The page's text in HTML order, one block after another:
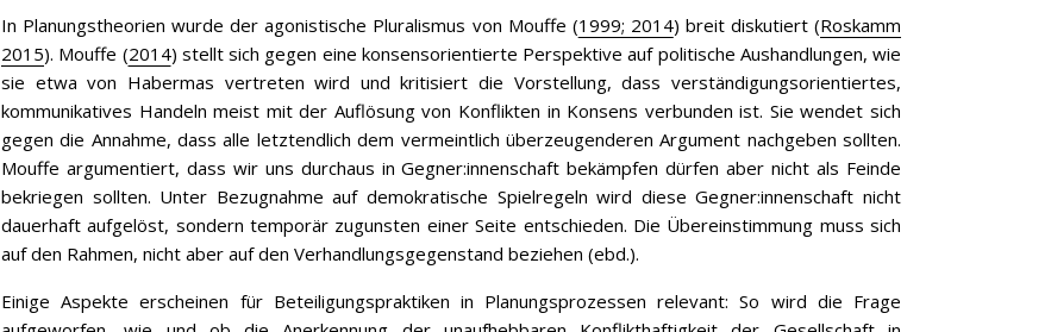
In Planungstheorien wurde der agonistische Pluralismus von Mouffe (1999; 2014) breit diskutiert (Roskamm
2015). Mouffe (2014) stellt sich gegen eine konsensorientierte Perspektive auf politische Aushandlungen, wie
sie etwa von Habermas vertreten wird und kritisiert die Vorstellung, dass verständigungsorientiertes,
kommunikatives Handeln meist mit der Auflösung von Konflikten in Konsens verbunden ist. Sie wendet sich
gegen die Annahme, dass alle letztendlich dem vermeintlich überzeugenderen Argument nachgeben sollten.
Mouffe argumentiert, dass wir uns durchaus in Gegner:innenschaft bekämpfen dürfen aber nicht als Feinde
bekriegen sollten. Unter Bezugnahme auf demokratische Spielregeln wird diese Gegner:innenschaft nicht
dauerhaft aufgelöst, sondern temporär zugunsten einer Seite entschieden. Die Übereinstimmung muss sich
auf den Rahmen, nicht aber auf den Verhandlungsgegenstand beziehen (ebd.).
Einige Aspekte erscheinen für Beteiligungspraktiken in Planungsprozessen relevant: So wird die Frage